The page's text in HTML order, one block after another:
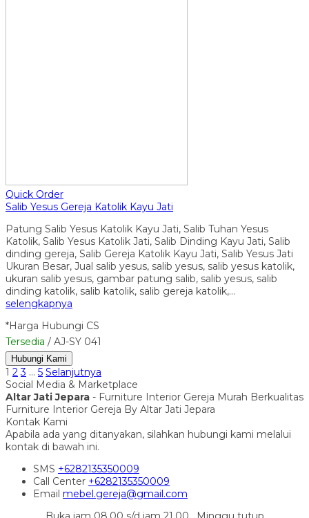
Quick Order
Salib Yesus Gereja Katolik Kayu Jati
Patung Salib Yesus Katolik Kayu Jati, Salib Tuhan Yesus
Katolik, Salib Yesus Katolik Jati, Salib Dinding Kayu Jati, Salib
dinding gereja, Salib Gereja Katolik Kayu Jati, Salib Yesus Jati
Ukuran Besar, Jual salib yesus, salib yesus, salib yesus katolik,
ukuran salib yesus, gambar patung salib, salib yesus, salib
dinding katolik, salib katolik, salib gereja katolik,…
selengkapnya
*Harga Hubungi CS
Tersedia / AJ-SY 041
Hubungi Kami
1 2 3 … 5 Selanjutnya
Social Media & Marketplace
Altar Jati Jepara - Furniture Interior Gereja Murah Berkualitas
Furniture Interior Gereja By Altar Jati Jepara
Kontak Kami
Apabila ada yang ditanyakan, silahkan hubungi kami melalui
kontak di bawah ini.
SMS +6282135350009
Call Center +6282135350009
Email mebel.gereja@gmail.com